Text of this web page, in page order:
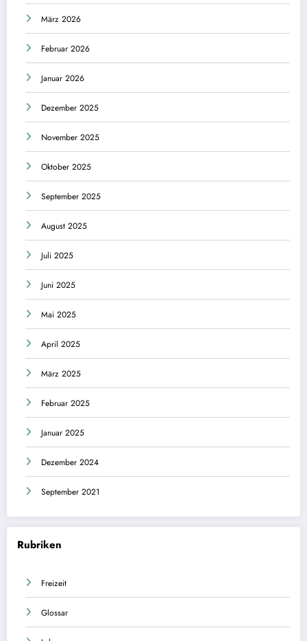
März 2026
Februar 2026
Januar 2026
Dezember 2025
November 2025
Oktober 2025
September 2025
August 2025
Juli 2025
Juni 2025
Mai 2025
April 2025
März 2025
Februar 2025
Januar 2025
Dezember 2024
September 2021
Rubriken
Freizeit
Glossar